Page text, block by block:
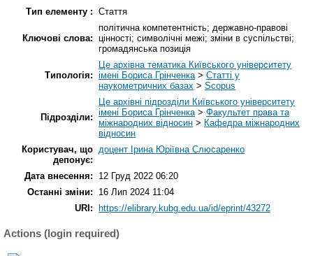
Тип елементу : Стаття
Ключові слова:
політична компетентність; державно-правові
цінності; символічні межі; зміни в суспільстві;
громадянська позиція
Типологія:
Це архівна тематика Київського університету
імені Бориса Грінченка> Статті у
наукометричних базах > Scopus
Підрозділи:
Це архівні підрозділи Київського університету
імені Бориса Грінченка> Факультет права та
міжнародних відносин > Кафедра міжнародних
відносин
Користувач, що
депонує:
доцент Ірина Юріївна Слюсаренко
Дата внесення:
12 Груд 2022 06:20
Останні зміни:
16 Лип 2024 11:04
URI:
https://elibrary.kubg.edu.ua/id/eprint/43272
Actions (login required)